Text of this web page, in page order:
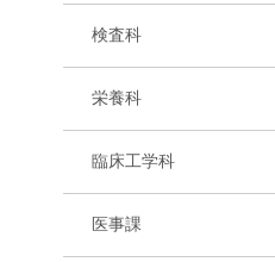
検査科
栄養科
臨床工学科
医事課